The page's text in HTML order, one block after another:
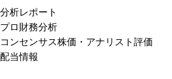
分析レポート
プロ 財務分析
コンセンサス株価 ・アナリスト評価
配当情報